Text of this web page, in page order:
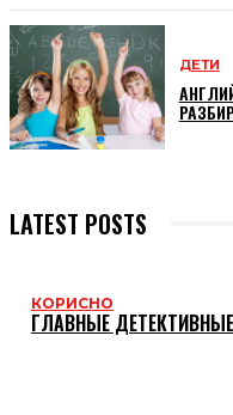
ДЕТИ
LATEST POSTS
КОРИСНО
ГЛАВНЫЕ